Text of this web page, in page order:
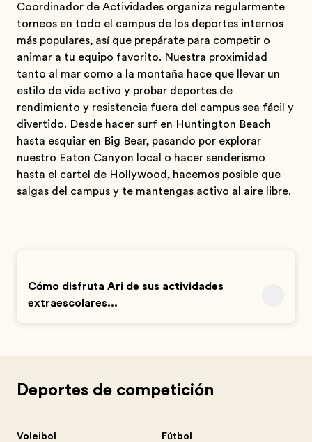
Coordinador de Actividades organiza regularmente
torneos en todo el campus de los deportes internos
más populares, así que prepárate para competir o
animar a tu equipo favorito. Nuestra proximidad
tanto al mar como a la montaña hace que llevar un
estilo de vida activo y probar deportes de
rendimiento y resistencia fuera del campus sea fácil y
divertido. Desde hacer surf en Huntington Beach
hasta esquiar en Big Bear, pasando por explorar
nuestro Eaton Canyon local o hacer senderismo
hasta el cartel de Hollywood, hacemos posible que
salgas del campus y te mantengas activo al aire libre.
Cómo disfruta Ari de sus actividades
extraescolares...
Deportes de competición
Voleibol Fútbol